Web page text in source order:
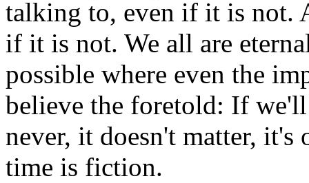
talking to, even if it is not.
if it is not. We all are
possible where even the
believe the foretold: If
never, it doesn't matter,
time is fiction.